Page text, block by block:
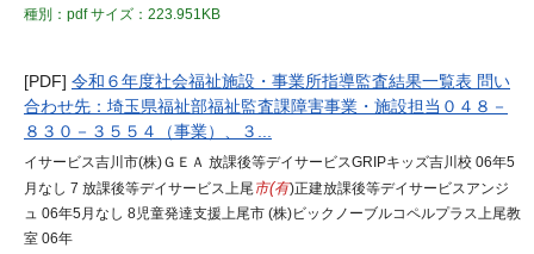
種別：pdfサイズ：223.951KB
[PDF] 令和６年度社会福祉施設・事業所指導監査結果一覧表 問い
合わせ先：埼玉県福祉部福祉監査課障害事業・施設担当０４８－
８３０－３５５４（事業）、３...
イサービス吉川市(株)ＧＥＡ 放課後等デイサービスGRIPキッズ吉川校 06年5
月なし 7 放課後等デイサービス上尾市(有)正建放課後等デイサービスアンジ
ュ 06年5月なし 8児童発達支援上尾市 (株)ビックノーブルコペルプラス上尾教
室 06年